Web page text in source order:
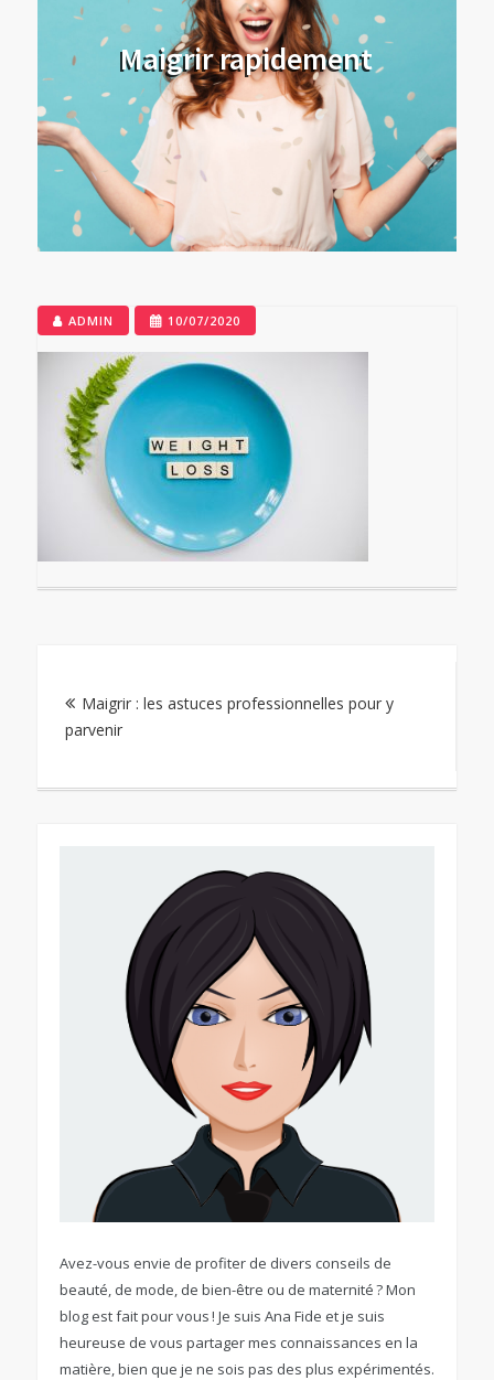
Maigrir rapidement
ADMIN 10/07/2020
de
l’article
Maigrir : les astuces professionnelles pour y
parvenir
Avez-vous envie de profiter de divers conseils de
beauté, de mode, de bien-être ou de maternité ? Mon
blog est fait pour vous ! Je suis Ana Fide et je suis
heureuse de vous partager mes connaissances en la
matière, bien que je ne sois pas des plus expérimentés.